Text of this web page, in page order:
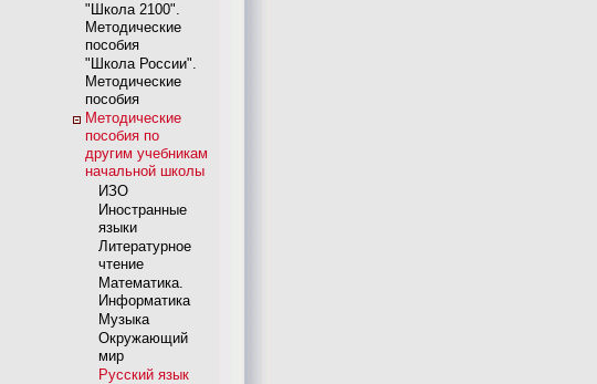
"Школа 2100".
Методические
пособия
"Школа России".
Методические
пособия
Методические
пособия по
другим учебникам
начальной школы
ИЗО
Иностранные
языки
Литературное
чтение
Математика.
Информатика
Музыка
Окружающий
мир
Русский язык